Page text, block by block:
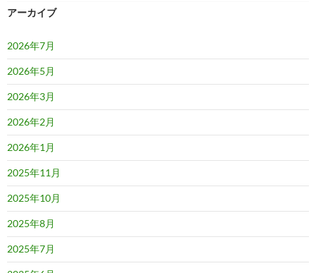
アーカイブ
2026年7月
2026年5月
2026年3月
2026年2月
2026年1月
2025年11月
2025年10月
2025年8月
2025年7月